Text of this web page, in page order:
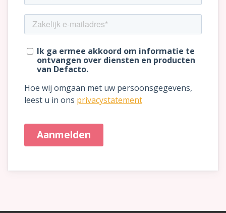
Cases
LMS Test
Maak zelf E-Learning Test
Defacto
Over Defacto
Partners